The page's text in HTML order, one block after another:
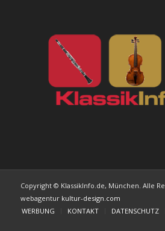
Copyright © KlassikInfo.de, München. Alle
webagentur kultur-design.com
WERBUNG
KONTAKT DATENSCHUTZ